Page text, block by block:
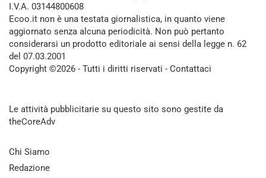
I.V.A. 03144800608
Ecoo.it non è una testata giornalistica, in quanto viene
aggiornato senza alcuna periodicità. Non può pertanto
considerarsi un prodotto editoriale ai sensi della legge n. 62
del 07.03.2001
Copyright ©2026 - Tutti i diritti riservati - Contattaci
Le attività pubblicitarie su questo sito sono gestite da
theCoreAdv
Chi Siamo
Redazione